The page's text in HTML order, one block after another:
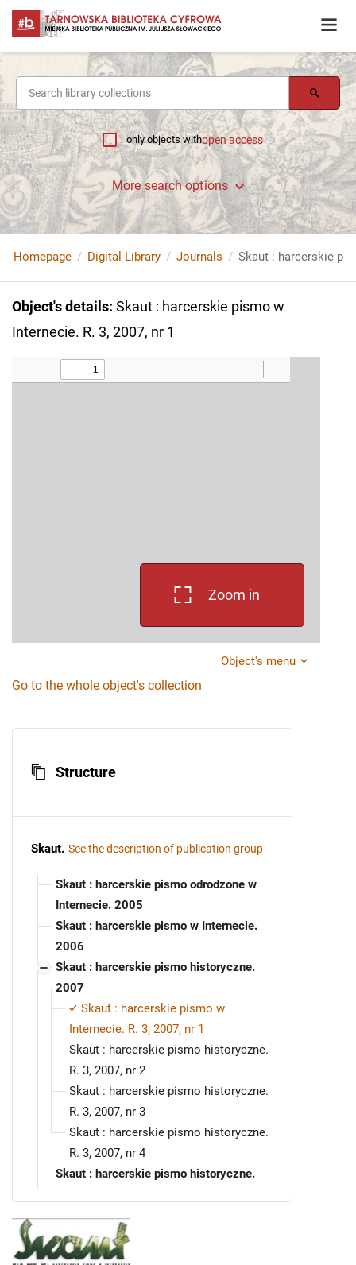
only objects withopen access
More search options
Homepage Digital Library Journals
Object's details: Skaut : harcerskie pismo w
Internecie. R. 3, 2007, nr 1
Zoom in
Object's menu
Go to the whole object's collection
Structure
Skaut. See the description of publication group
Skaut : harcerskie pismo odrodzone w
Internecie. 2005
Skaut : harcerskie pismo w Internecie.
2006
Skaut : harcerskie pismo historyczne.
2007
Skaut : harcerskie pismo w
Internecie. R. 3, 2007, nr 1
Skaut : harcerskie pismo historyczne.
R. 3, 2007, nr 2
Skaut : harcerskie pismo historyczne.
R. 3, 2007, nr 3
Skaut : harcerskie pismo historyczne.
R. 3, 2007, nr 4
Skaut : harcerskie pismo historyczne.
Skaut : harcerskie pismo historyczne.
2009
Skaut : harcerskie pismo historyczne.